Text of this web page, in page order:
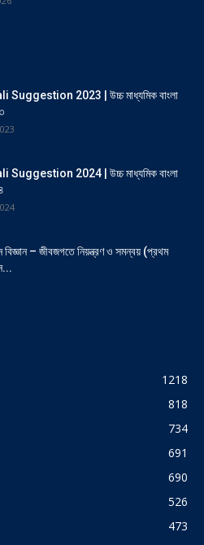
Suggestion 2023 | উচ্চ মাধ্যমিক বাংলা
Suggestion 2024 | উচ্চ মাধ্যমিক বাংলা
বিজ্ঞান – জীবজগতে নিয়ন্ত্রণ ও সমন্বয় (প্রথম
1218
818
734
691
690
526
473